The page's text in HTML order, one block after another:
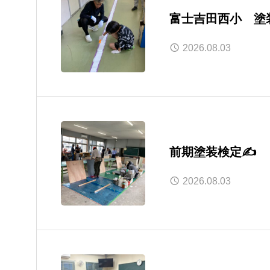
富士吉田西小 塗
2026.08.03
前期塗装検定✍
2026.08.03